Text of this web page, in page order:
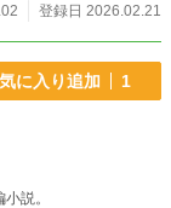
一条社長に襲いかかり
を描いてみました。
登録日 2026.02.21
に入り追加 1
説。